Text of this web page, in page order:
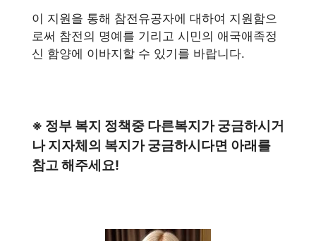
이 지원을 통해 참전유공자에 대하여 지원함으
로써 참전의 명예를 기리고 시민의 애국애족정
신 함양에 이바지할 수 있기를 바랍니다.
※ 정부 복지 정책중 다른복지가 궁금하시거
나 지자체의 복지가 궁금하시다면 아래를
참고 해주세요!